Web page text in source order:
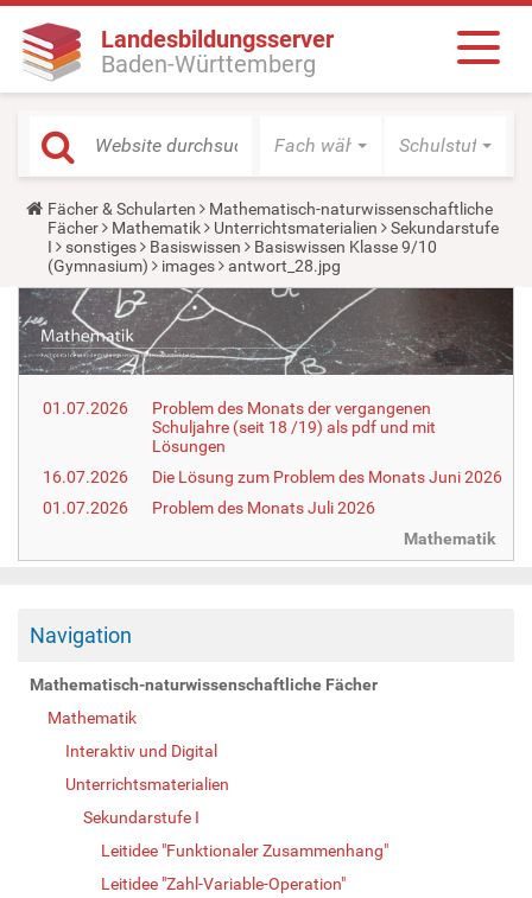
Landesbildungsserver
Baden-Württemberg
Fach wählen Schulstufe
Y
o
u
a
r
e
h
e
r
e
Fächer & Schularten
Mathematisch-naturwissenschaftliche
Fächer
Mathematik Unterrichtsmaterialien
Sekundarstufe
I
sonstiges Basiswissen
Basiswissen Klasse 9/10
(Gymnasium)
images antwort_28.jpg
01.07.2026
Problem des Monats der vergangenen
Schuljahre (seit 18 /19) als pdf und mit
Lösungen
16.07.2026
Die Lösung zum Problem des Monats Juni 2026
01.07.2026
Problem des Monats Juli 2026
Mathematik
Navigation
Mathematisch-naturwissenschaftliche Fächer
Mathematik
Interaktiv und Digital
Unterrichtsmaterialien
Sekundarstufe I
Leitidee "Funktionaler Zusammenhang"
Leitidee "Zahl-Variable-Operation"